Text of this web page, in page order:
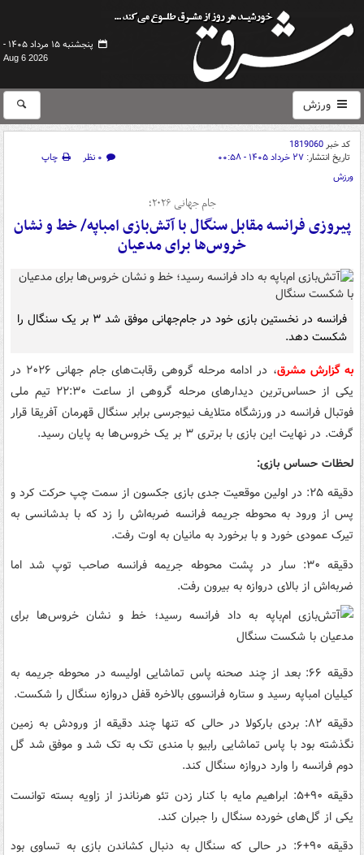
پنجشنبه ۱۵ مرداد ۱۴۰۵ -
Aug 6 2026
ورزش
کد خبر1819060
تاریخ انتشار: ۲۷ خرداد ۱۴۰۵ - ۰۰:۵۸ ۰ نظر
چاپ
ورزش
جام جهانی ۲۰۲۶؛
پیروزی فرانسه مقابل سنگال با آتش‌بازی امباپه/ خط و نشان
خروس‌ها برای مدعیان
فرانسه در نخستین بازی خود در جام‌جهانی موفق شد ۳ بر یک سنگال را
شکست دهد.
به گزارش مشرق
، در ادامه مرحله گروهی رقابت‌های جام جهانی ۲۰۲۶ در
یکی از حساس‌ترین دیدارهای مرحله گروهی از ساعت ۲۲:۳۰ تیم ملی
فوتبال فرانسه در ورزشگاه متلایف نیوجرسی برابر سنگال قهرمان آفریقا قرار
گرفت. در نهایت این بازی با برتری ۳ بر یک خروس‌ها به پایان رسید.
لحظات حساس بازی:
دقیقه ۲۵: در اولین موقعیت جدی بازی جکسون از سمت چپ حرکت کرد و
پس از ورود به محوطه جریمه فرانسه ضربه‌اش را زد که با بدشانسی به
تیرک عمودی خورد و با برخورد به مانیان به اوت رفت.
دقیقه ۳۰: سار در پشت محوطه جریمه فرانسه صاحب توپ شد اما
ضربه‌اش از بالای دروازه به بیرون رفت.
دقیقه ۶۶: بعد از چند صحنه پاس تماشایی اولیسه در محوطه جریمه به
کیلیان امباپه رسید و ستاره فرانسوی بالاخره قفل دروازه سنگال را شکست.
دقیقه ۸۲: بردی بارکولا در حالی که تنها چند دقیقه از ورودش به زمین
نگذشته بود با پاس تماشایی رابیو با مندی تک به تک شد و موفق شد گل
دوم فرانسه را وارد دروازه سنگال کند.
دقیقه ۹۰+۵: ابراهیم مایه با کنار زدن تئو هرناندز از زاویه بسته توانست
یکی از گل‌های خورده سنگال را جبران کند.
دقیقه ۹۰+۶: در حالی که سنگال به دنبال کشاندن بازی به تساوی بود